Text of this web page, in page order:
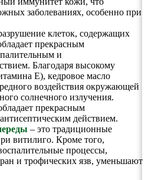
заболеваниях, особенно при
клеток, содержащих
прекрасным
и
Благодаря высокому
Е), кедровое масло
воздействия окружающей
солнечного излучения.
прекрасным
действием.
– это традиционные
витилиго. Кроме того,
процессы,
и трофических язв, уменьшают